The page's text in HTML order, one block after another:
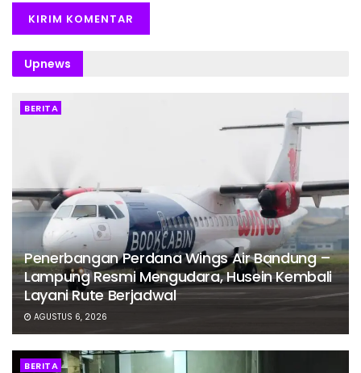
Upnews
BERITA
Penerbangan Perdana Wings Air Bandung –
Lampung Resmi Mengudara, Husein Kembali
Layani Rute Berjadwal
AGUSTUS 6, 2026
BERITA